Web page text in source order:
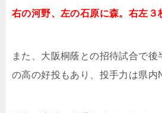
右の河野、左の石原に森。右左３
また、大阪桐蔭との招待試合で後
の高の好投もあり、投手力は県内